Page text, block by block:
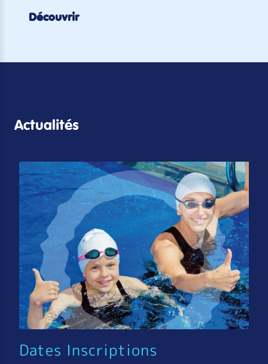
Découvrir
Actualités
Dates Inscriptions